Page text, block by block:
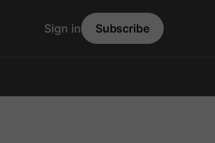
Sign in Subscribe